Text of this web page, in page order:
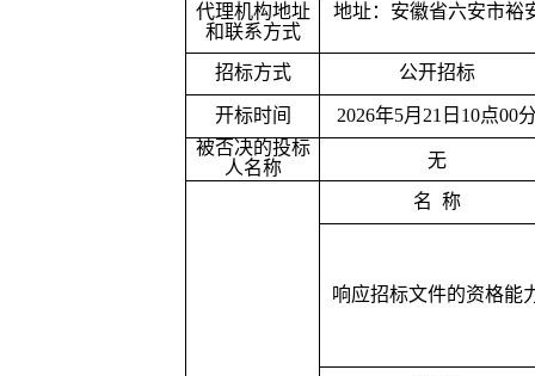
代理机构地址
和联系方式
地址：安徽省六安市裕
招标方式 公开招标
开标时间 2026年5月 21 日 10点00
被否决的投标
人名称
无
名 称
响应招标文件的资格能